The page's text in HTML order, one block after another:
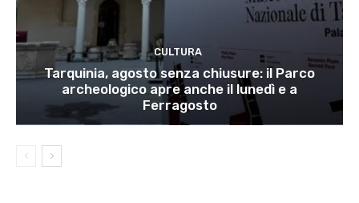
CULTURA
Tarquinia, agosto senza chiusure: il Parco
archeologico apre anche il lunedì e a
Ferragosto